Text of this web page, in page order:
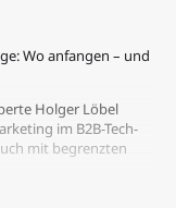
Wo anfangen – und
Holger Löbel
im B2B-Tech-
mit begrenzten